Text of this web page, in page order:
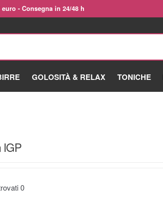
- Consegna in 24/48 h
GOLOSITÀ & RELAX TONICHE
IGP
0